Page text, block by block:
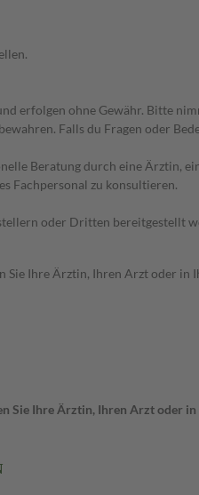
erfolgen ohne Gewähr. Bitte
Falls du Fragen oder
Beratung durch eine Ärztin,
Fachpersonal zu konsultieren.
oder Dritten bereitgestellt
Sie Ihre Ärztin, Ihren Arzt oder in
Sie Ihre Ärztin, Ihren Arzt oder